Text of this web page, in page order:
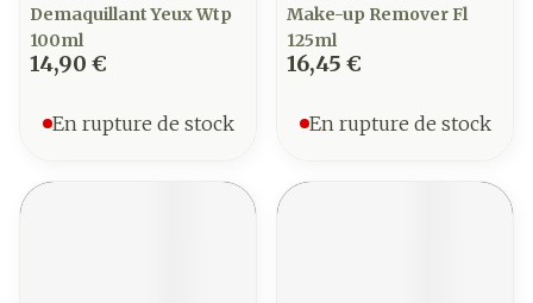
Demaquillant Yeux Wtp
100ml
14,90 €
En rupture de stock
Make-up Remover Fl
125ml
16,45 €
En rupture de stock